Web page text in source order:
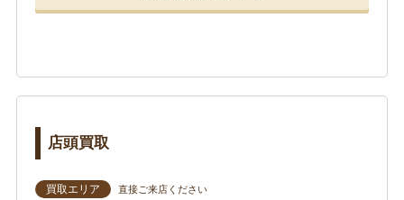
店頭買取
買取エリア 直接ご来店ください